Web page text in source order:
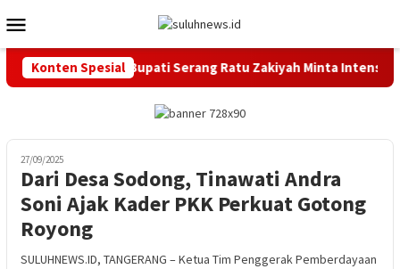
ke
kontenMobile
Konten Spesial
KONI Dilantik, Bupati Serang Ratu Zakiyah Minta Intensif
27/09/2025
Dari Desa Sodong, Tinawati Andra
Soni Ajak Kader PKK Perkuat Gotong
Royong
SULUHNEWS.ID, TANGERANG – Ketua Tim Penggerak Pemberdayaan